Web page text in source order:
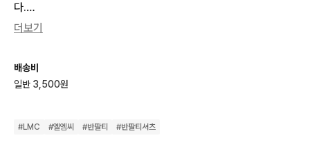
다.
(합배송시 구매하시고 싶은 제품 제목과 사진 캡쳐해서 문의)
중히 결제 부탁드립니다*
배송문의 답변드리지않습니다.
따로 송장 드리지 않습니다.
더보기
배송비
일반 3,500원
#LMC #엘엠씨 #반팔티 #반팔티셔츠